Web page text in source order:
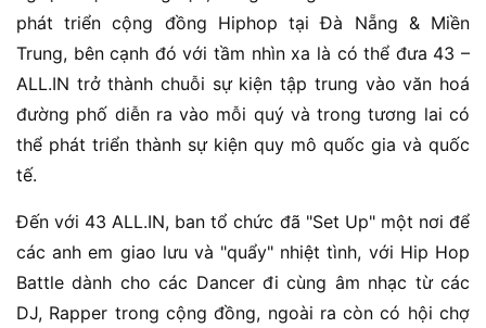
phát triển cộng đồng Hiphop tại Đà Nẵng & Miền
Trung, bên cạnh đó với tầm nhìn xa là có thể đưa 43 –
ALL.IN trở thành chuỗi sự kiện tập trung vào văn hoá
đường phố diễn ra vào mỗi quý và trong tương lai có
thể phát triển thành sự kiện quy mô quốc gia và quốc
tế.
Đến với 43 ALL.IN, ban tổ chức đã "Set Up" một nơi để
các anh em giao lưu và "quẩy" nhiệt tình, với Hip Hop
Battle dành cho các Dancer đi cùng âm nhạc từ các
DJ, Rapper trong cộng đồng, ngoài ra còn có hội chợ